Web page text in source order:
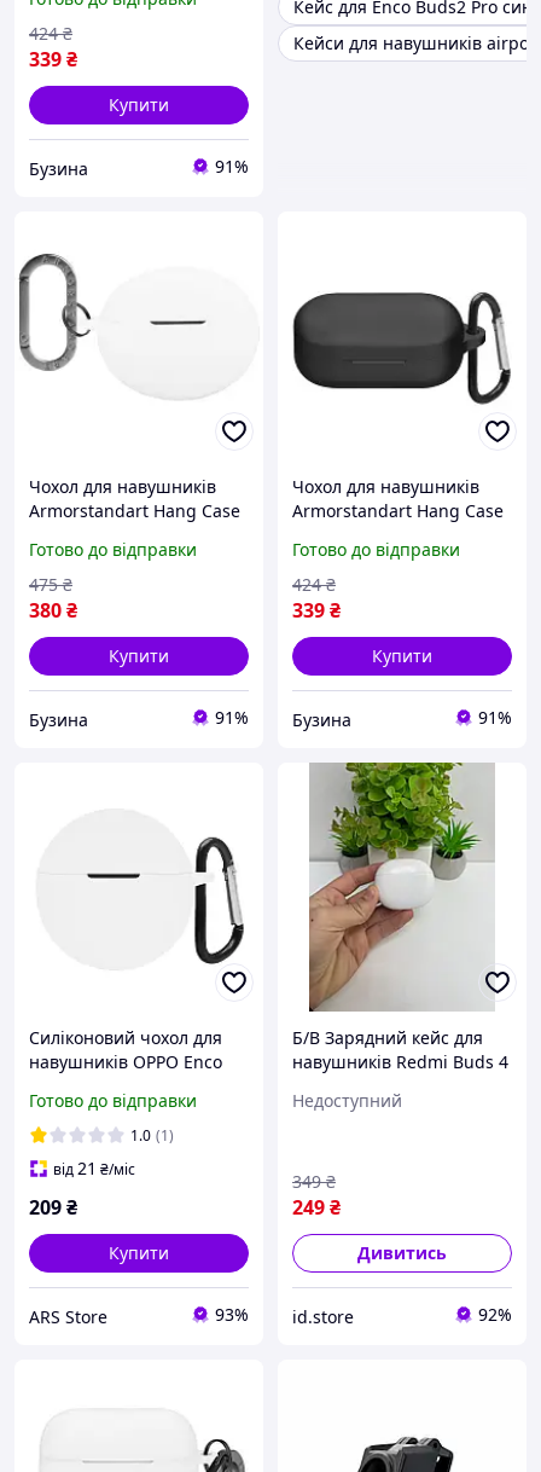
ARM80045 buzyna
339₴
424 ₴
Купити
Бузина 91%
Кейс для Enco Buds2 Pro
Кейси для навушників
Чохол для навушників
Armorstandart Hang Case
ARM90064 buzyna
Готово до відправки
380₴
475 ₴
Купити
Бузина 91%
Чохол для навушників
Armorstandart Hang Case
Black ARM79935 buzyna
Готово до відправки
339₴
424 ₴
Купити
Бузина 91%
Силіконовий чохол для
навушників OPPO Enco
білий, захисний кейс, з
карабіном
Готово до відправки
1.0 (1)
від21 ₴/міс
209₴
Купити
ARS Store 93%
Б/В Зарядний кейс для
навушників Redmi Buds 4
Недоступний
249₴
349 ₴
Дивитись
id.store 92%